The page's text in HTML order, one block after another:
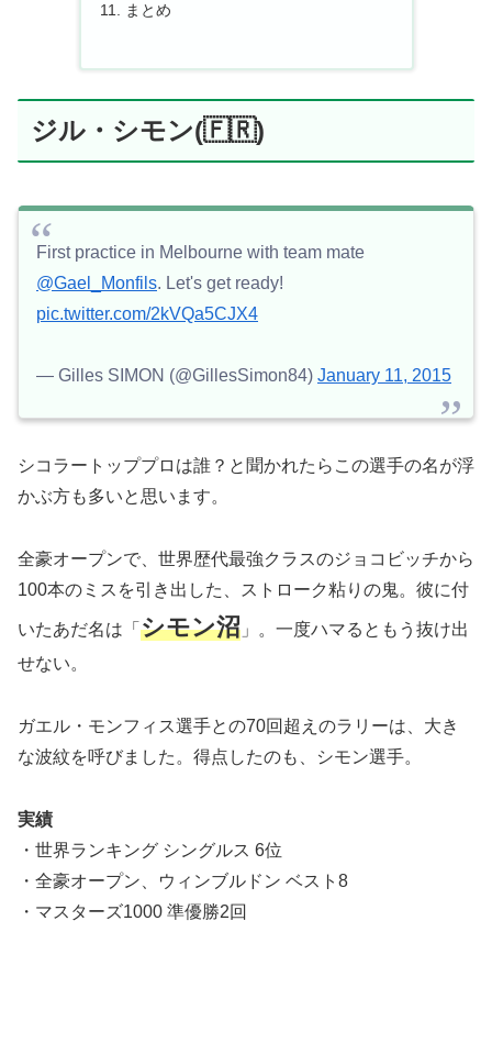
まとめ
ジル・シモン(🇫🇷)
First practice in Melbourne with team mate
@Gael_Monfils. Let's get ready!
pic.twitter.com/2kVQa5CJX4
— Gilles SIMON (@GillesSimon84) January 11, 2015
シコラートッププロは誰？と聞かれたらこの選手の名が浮
かぶ方も多いと思います。
全豪オープンで、世界歴代最強クラスのジョコビッチから
100本のミスを引き出した、ストローク粘りの鬼。彼に付
いたあだ名は「 シモン沼 」。一度ハマるともう抜け出
せない。
ガエル・モンフィス選手との70回超えのラリーは、大き
な波紋を呼びました。得点したのも、シモン選手。
実績
・世界ランキング シングルス 6位
・全豪オープン、ウィンブルドン ベスト8
・マスターズ1000 準優勝2回